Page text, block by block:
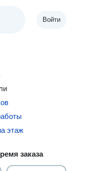
Войти
этаж
заказа